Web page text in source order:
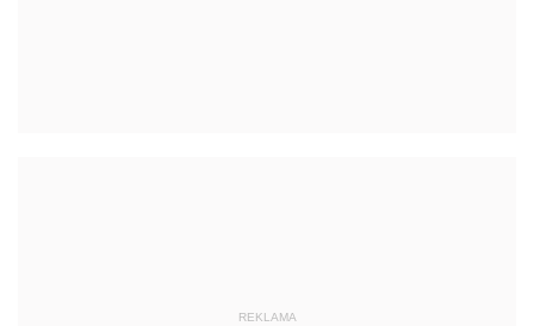
REKLAMA